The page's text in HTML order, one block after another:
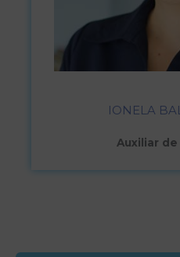
IONELA
Auxiliar